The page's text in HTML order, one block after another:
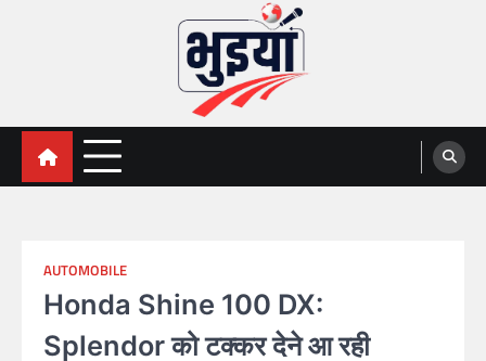
भुइयां, BHUIYAN, CG BHUIYAN
NEWS
BHUIYAN, CG BHUIYAN NEWS, KHASARA,छत्तीसगढ़ भू-
AUTOMOBILE
Honda Shine 100 DX:
Splendor को टक्कर देने आ रही